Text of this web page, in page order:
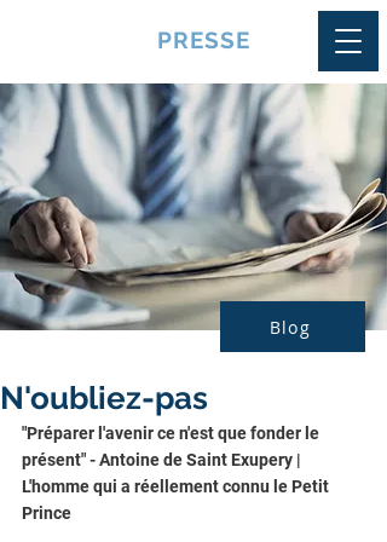
PRESSE
Blog
N'oubliez-pas
"Préparer l'avenir ce n'est que fonder le
présent" - Antoine de Saint Exupery |
L'homme qui a réellement connu le Petit
Prince